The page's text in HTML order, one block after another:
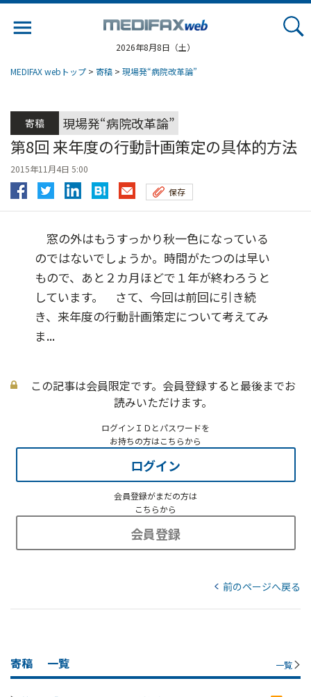
2026年8月8日（土）
MEDIFAX webトップ > 寄稿 > 現場発“病院改革論”
寄稿 現場発“病院改革論”
第8回 来年度の行動計画策定の具体的方法
2015年11月4日 5:00
保存
窓の外はもうすっかり秋一色になっている
のではないでしょうか。時間がたつのは早い
もので、あと２カ月ほどで１年が終わろうと
しています。 さて、今回は前回に引き続
き、来年度の行動計画策定について考えてみ
ま...
この記事は会員限定です。会員登録すると最後までお
読みいただけます。
ログインＩＤとパスワードを
お持ちの方はこちらから
ログイン
会員登録がまだの方は
こちらから
会員登録
前のページへ戻る
寄稿 一覧 一覧